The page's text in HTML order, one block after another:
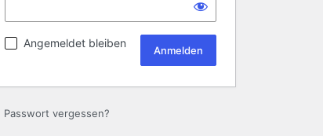
Angemeldet bleiben
Passwort vergessen?